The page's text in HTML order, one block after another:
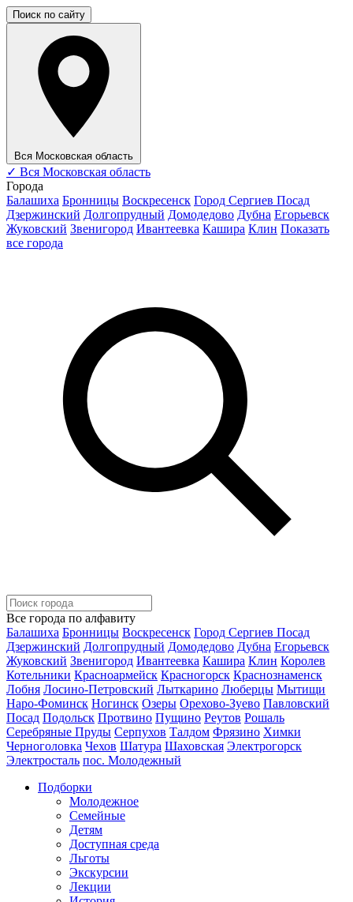
Поиск по сайту
Вся Московская область
✓ Вся Московская область
Города
Балашиха Бронницы Воскресенск Город Сергиев Посад
Дзержинский Долгопрудный Домодедово Дубна Егорьевск
Жуковский Звенигород Ивантеевка Кашира Клин Показать
все города
Все города по алфавиту
Балашиха Бронницы Воскресенск Город Сергиев Посад
Дзержинский Долгопрудный Домодедово Дубна Егорьевск
Жуковский Звенигород Ивантеевка Кашира Клин Королев
Котельники Красноармейск Красногорск Краснознаменск
Лобня Лосино-Петровский Лыткарино Люберцы Мытищи
Наро-Фоминск Ногинск Озеры Орехово-Зуево Павловский
Посад Подольск Протвино Пущино Реутов Рошаль
Серебряные Пруды Серпухов Талдом Фрязино Химки
Черноголовка Чехов Шатура Шаховская Электрогорск
Электросталь пос. Молодежный
Подборки
Молодежное
Семейные
Детям
Доступная среда
Льготы
Экскурсии
Лекции